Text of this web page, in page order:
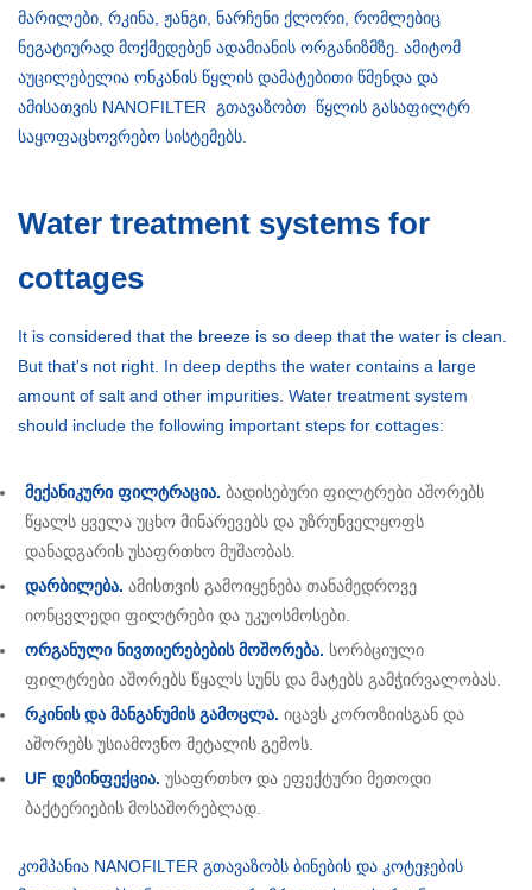
მარილები, რკინა, ჟანგი, ნარჩენი ქლორი, რომლებიც
ნეგატიურად მოქმედებენ ადამიანის ორგანიზმზე. ამიტომ
აუცილებელია ონკანის წყლის დამატებითი წმენდა და
ამისათვის NANOFILTER გთავაზობთ წყლის გასაფილტრ
საყოფაცხოვრებო სისტემებს.
Water treatment systems for
cottages
It is considered that the breeze is so deep that the water is clean.
But that's not right. In deep depths the water contains a large
amount of salt and other impurities. Water treatment system
should include the following important steps for cottages:
მექანიკური ფილტრაცია. ბადისებური ფილტრები აშორებს
წყალს ყველა უცხო მინარევებს და უზრუნველყოფს
დანადგარის უსაფრთხო მუშაობას.
დარბილება. ამისთვის გამოიყენება თანამედროვე
იონცვლედი ფილტრები და უკუოსმოსები.
ორგანული ნივთიერებების მოშორება. სორბციული
ფილტრები აშორებს წყალს სუნს და მატებს გამჭირვალობას.
რკინის და მანგანუმის გამოცლა. იცავს კოროზიისგან და
აშორებს უსიამოვნო მეტალის გემოს.
UF დეზინფექცია. უსაფრთხო და ეფექტური მეთოდი
ბაქტერიების მოსაშორებლად.
კომპანია NANOFILTER გთავაზობს ბინების და კოტეჯების